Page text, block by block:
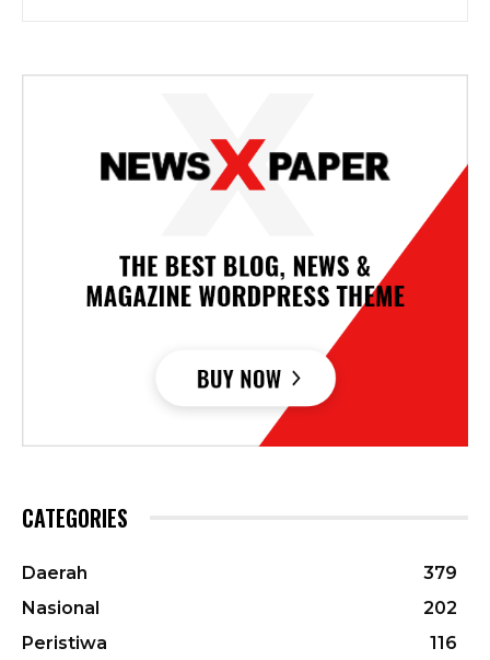
CATEGORIES
Daerah
379
Nasional
202
Peristiwa
116